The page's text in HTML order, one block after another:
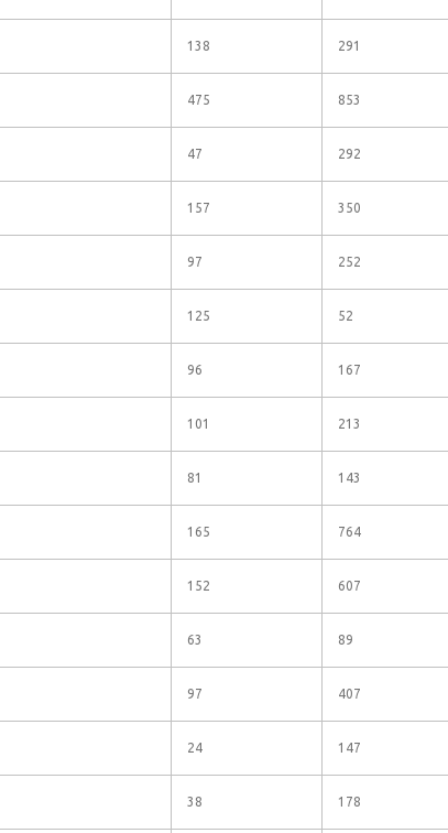
138 291
475 853
47 292
157 350
97 252
125 52
96 167
101 213
81 143
165 764
152 607
63 89
97 407
24 147
38 178